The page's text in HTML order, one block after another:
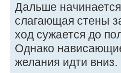
Дальше
слагающая стены
ход сужается до
Однако
желания идти